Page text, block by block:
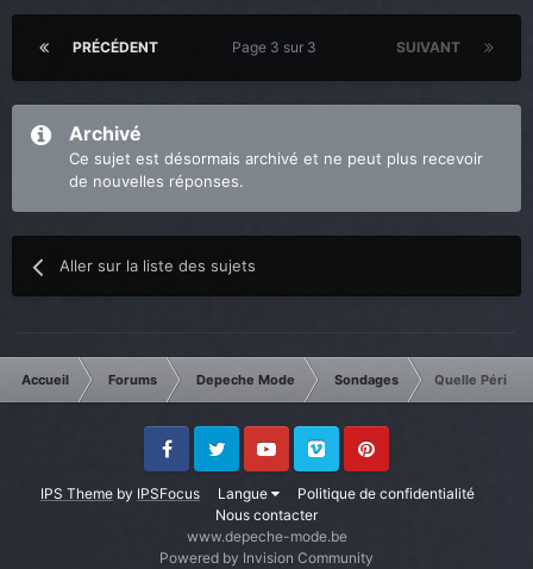
PRÉCÉDENT SUIVANT
Page 3 sur 3
Archivé
Ce sujet est désormais archivé et ne peut plus recevoir
de nouvelles réponses.
Aller sur la liste des sujets
Accueil Forums Depeche Mode Sondages Quelle
IPS Theme by IPSFocus Langue
Politique de confidentialité
Nous contacter
FacebookTwitter Youtube Vimeo Pinterest
www.depeche-mode.be
Powered by Invision Community